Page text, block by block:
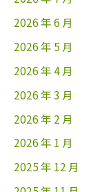
2026 年 6 月
2026 年 5 月
2026 年 4 月
2026 年 3 月
2026 年 2 月
2026 年 1 月
2025 年 12 月